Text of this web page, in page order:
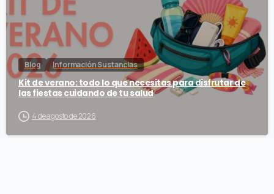
Blog Información Sustancias
Kit de verano: todo lo que necesitas para disfrutar de
las fiestas cuidando de tu salud
4 de agosto de 2026